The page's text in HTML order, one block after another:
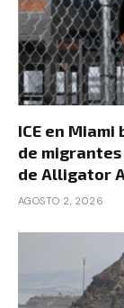
ICE en
de
de Alligator
AGOSTO 2, 2026